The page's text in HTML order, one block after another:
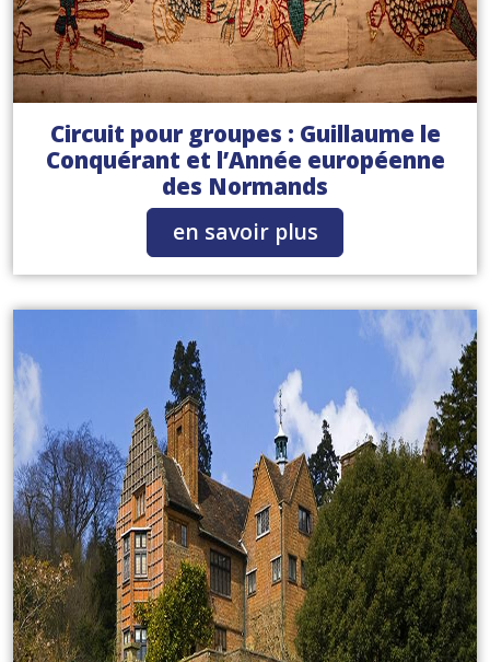
Circuit pour groupes : Guillaume le
Conquérant et l’Année européenne
des Normands
en savoir plus